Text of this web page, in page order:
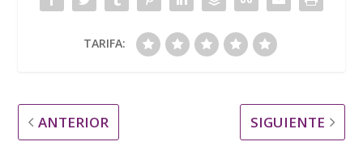
TARIFA:
ANTERIOR SIGUIENTE